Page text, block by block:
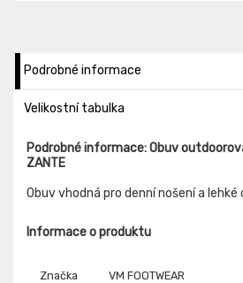
Podrobné informace
Velikostní tabulka
Podrobné informace: Obuv
ZANTE
Obuv vhodná pro denní nošení a
Informace o produktu
Značka VM FOOTWEAR